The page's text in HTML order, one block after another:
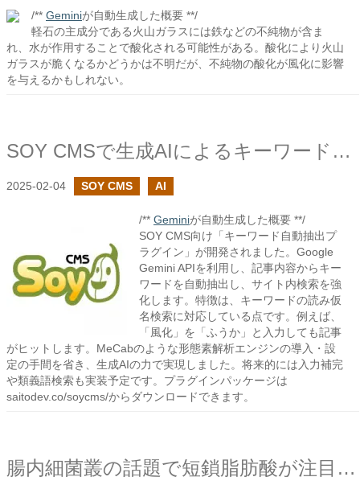
/** Geminiが自動生成した概要 **/
軽石の主成分である火山ガラスには鉄などの不純物が含ま
れ、水が作用することで酸化される可能性がある。酸化により火山
ガラスが脆くなるかどうかは不明だが、不純物の酸化が風化に影響
を与えるかもしれない。
SOY CMSで生成AIによるキーワード自動抽出プラグインを作成しました
2025-02-04 SOY CMS AI
/** Geminiが自動生成した概要 **/
SOY CMS向け「キーワード自動抽出プ
ラグイン」が開発されました。Google
Gemini APIを利用し、記事内容からキー
ワードを自動抽出し、サイト内検索を強
化します。特徴は、キーワードの読み仮
名検索に対応している点です。例えば、
「風化」を「ふうか」と入力しても記事
がヒットします。MeCabのような形態素解析エンジンの導入・設
定の手間を省き、生成AIの力で実現しました。将来的には入力補完
や類義語検索も実装予定です。プラグインパッケージは
saitodev.co/soycms/からダウンロードできます。
腸内細菌叢の話題で短鎖脂肪酸が注目されているそうだ